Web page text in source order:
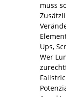
muss
Ups,
Wer